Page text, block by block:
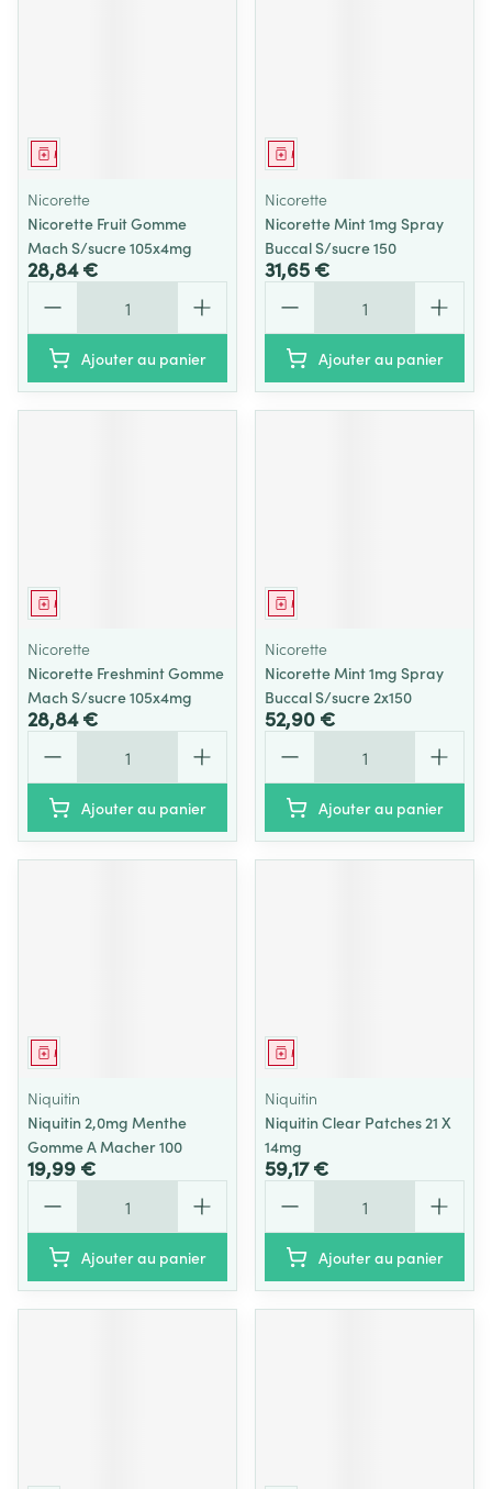
Médicament
Nicorette
Nicorette Fruit Gomme
Mach S/sucre 105x4mg
28,84 €
Ajouter au panier
Médicament
Nicorette
Nicorette Mint 1mg Spray
Buccal S/sucre 150
31,65 €
Ajouter au panier
Médicament
Nicorette
Nicorette Freshmint Gomme
Mach S/sucre 105x4mg
28,84 €
Ajouter au panier
Médicament
Nicorette
Nicorette Mint 1mg Spray
Buccal S/sucre 2x150
52,90 €
Ajouter au panier
Médicament
Niquitin
Niquitin 2,0mg Menthe
Gomme A Macher 100
19,99 €
Ajouter au panier
Médicament
Niquitin
Niquitin Clear Patches 21 X
14mg
59,17 €
Ajouter au panier